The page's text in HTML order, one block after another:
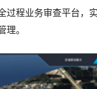
过程业务审查平台，
理。